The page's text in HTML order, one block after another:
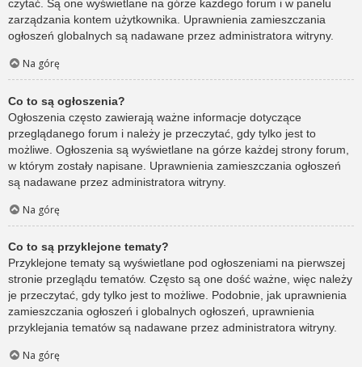
czytać. Są one wyświetlane na górze każdego forum i w panelu
zarządzania kontem użytkownika. Uprawnienia zamieszczania
ogłoszeń globalnych są nadawane przez administratora witryny.
Na górę
Co to są ogłoszenia?
Ogłoszenia często zawierają ważne informacje dotyczące
przeglądanego forum i należy je przeczytać, gdy tylko jest to
możliwe. Ogłoszenia są wyświetlane na górze każdej strony forum,
w którym zostały napisane. Uprawnienia zamieszczania ogłoszeń
są nadawane przez administratora witryny.
Na górę
Co to są przyklejone tematy?
Przyklejone tematy są wyświetlane pod ogłoszeniami na pierwszej
stronie przeglądu tematów. Często są one dość ważne, więc należy
je przeczytać, gdy tylko jest to możliwe. Podobnie, jak uprawnienia
zamieszczania ogłoszeń i globalnych ogłoszeń, uprawnienia
przyklejania tematów są nadawane przez administratora witryny.
Na górę